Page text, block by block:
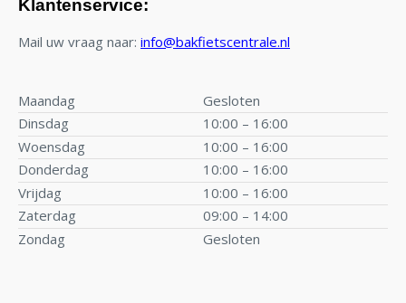
Klantenservice:
Mail uw vraag naar: info@bakfietscentrale.nl
Maandag
Gesloten
Dinsdag
10:00 – 16:00
Woensdag
10:00 – 16:00
Donderdag
10:00 – 16:00
Vrijdag
10:00 – 16:00
Zaterdag
09:00 – 14:00
Zondag
Gesloten